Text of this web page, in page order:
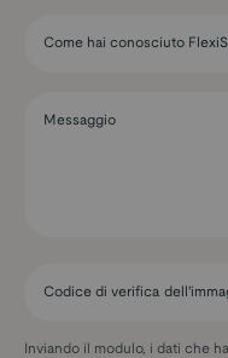
Come hai conosciuto
Messaggio
Codice di verifica
Inviando il modulo, i dati che